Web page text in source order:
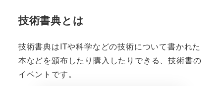
技術書典とは
技術書典はITや科学などの技術について書かれた
本などを頒布したり購入したりできる、技術書の
イベントです。